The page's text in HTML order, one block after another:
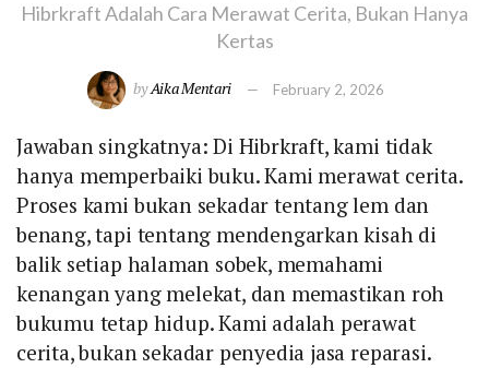
Hibrkraft Adalah Cara Merawat Cerita, Bukan Hanya
Kertas
byAika Mentari February 2, 2026
Jawaban singkatnya: Di Hibrkraft, kami tidak
hanya memperbaiki buku. Kami merawat cerita.
Proses kami bukan sekadar tentang lem dan
benang, tapi tentang mendengarkan kisah di
balik setiap halaman sobek, memahami
kenangan yang melekat, dan memastikan roh
bukumu tetap hidup. Kami adalah perawat
cerita, bukan sekadar penyedia jasa reparasi.